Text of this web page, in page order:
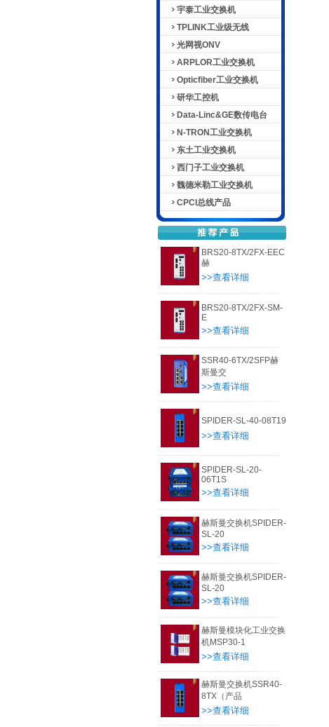
宇泰工业交换机
TPLINK工业级无线
光网视ONV
ARPLOR工业交换机
Opticfiber工业交换机
研华工控机
Data-Linc&GE数传电台
N-TRON工业交换机
东土工业交换机
西门子工业交换机
魏德米勒工业交换机
CPCI总线产品
BRS20-8TX/2FX-EEC
赫
>>查看详细
BRS20-8TX/2FX-SM-
E
>>查看详细
SSR40-6TX/2SFP赫
斯曼交
>>查看详细
SPIDER-SL-40-08T19
>>查看详细
SPIDER-SL-20-
06T1S
>>查看详细
赫斯曼交换机SPIDER-
SL-20
>>查看详细
赫斯曼交换机SPIDER-
SL-20
>>查看详细
赫斯曼模块化工业交换
机MSP30-1
>>查看详细
赫斯曼交换机SSR40-
8TX（产品
>>查看详细